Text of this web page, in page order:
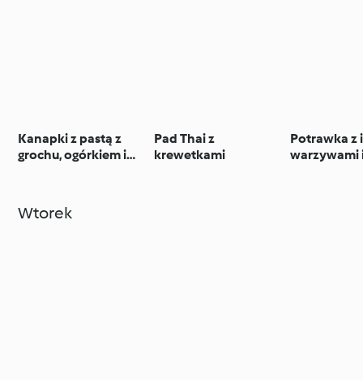
Kanapki z pastą z
grochu, ogórkiem i
Pad Thai z
krewetkami
Potrawka z
warzywami
Wtorek